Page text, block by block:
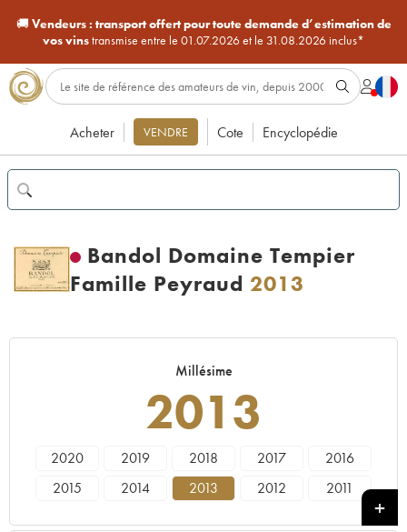
🚚Vendeurs : transport offert pour toute demande d’estimation de
vos vinstransmise entre le 01.07.2026 et le 31.08.2026 inclus*
Acheter VENDRE Cote Encyclopédie
Bandol Domaine Tempier
Famille Peyraud 2013
Millésime
2013
2020 2019 2018 2017
2016
2015
2014 2013 2012
2011